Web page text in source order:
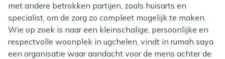
met andere betrokken partijen, zoals huisarts en
specialist, om de zorg zo compleet mogelijk te maken.
Wie op zoek is naar een kleinschalige, persoonlijke en
respectvolle woonplek in ugchelen, vindt in rumah saya
een organisatie waar aandacht voor de mens achter de